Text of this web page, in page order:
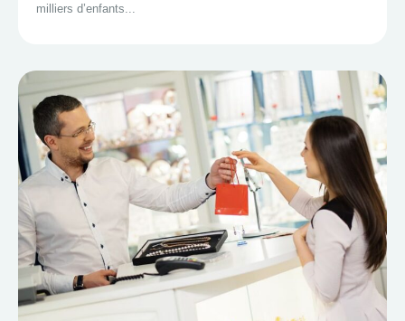
milliers d’enfants...